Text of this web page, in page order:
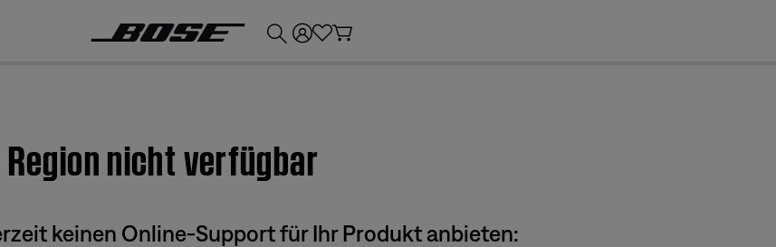
nicht verfügbar
keinen Online-Support für Ihr Produkt anbieten: